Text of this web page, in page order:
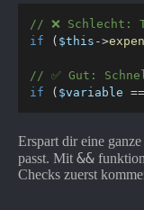
// ❌ Schlecht:
if
( $this ->
// ✅ Gut:
if
( $variable
Erspart dir eine
passt. Mit &&
Checks zuerst